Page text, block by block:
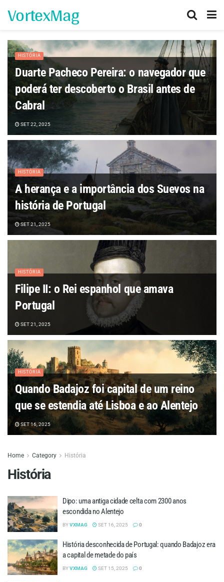
VortexMag
HISTÓRIA
Duarte Pacheco Pereira: o navegador que
poderá ter descoberto o Brasil antes de
Cabral
SET 22, 2025
HISTÓRIA
A herança e a importância dos Suevos na
história de Portugal
SET 21, 2025
HISTÓRIA
Filipe II: o Rei espanhol que amava
Portugal
SET 21, 2025
HISTÓRIA
Quando Badajoz foi capital de um reino
que se estendia até Lisboa e ao Alentejo
SET 16, 2025
Home Category História
História
Dipo: uma antiga cidade celta com 2300 anos
escondida no Alentejo
BYVXMAG SET 16, 2025 0
História desconhecida de Portugal: quando Badajoz era
a capital de metade do país
BYVXMAG SET 15, 2025 0